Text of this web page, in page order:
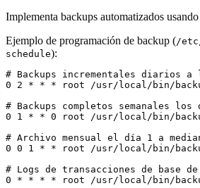
Implementa backups automatizados
Ejemplo de programación de backup (/
schedule):
# Backups incrementales diarios a
0 2 * * * root /usr/local/bin/
# Backups completos semanales los
0 1 * * 0 root /usr/local/bin/
# Archivo mensual el día 1 a
0 0 1 * * root /usr/local/bin/
# Logs de transacciones de base